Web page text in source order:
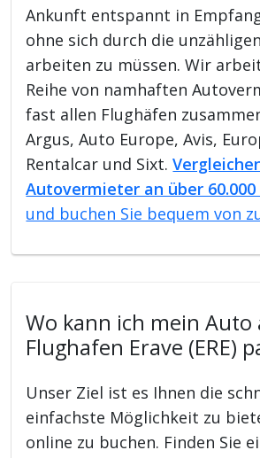
Ankunft entspannt in
ohne sich durch die
arbeiten zu müssen. Wir
Reihe von namhaften
fast allen Flughäfen
Argus, Auto Europe, Avis,
Rentalcar und Sixt.
Autovermieter an über
und buchen Sie bequem von
Wo kann ich mein Auto
Flughafen Erave (ERE)
Unser Ziel ist es Ihnen die
einfachste Möglichkeit zu
online zu buchen. Finden Sie